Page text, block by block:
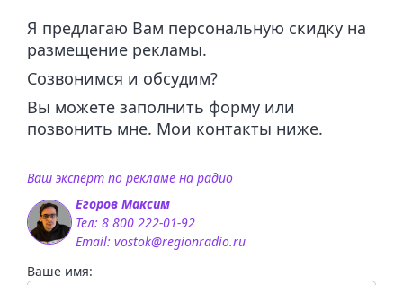
8 800 222-01-92
Мы запускаем
новую рекламу на
Я предлагаю Вам персональную скидку на
размещение рекламы.
Созвонимся и обсудим?
Вы можете заполнить форму или
позвонить мне. Мои контакты ниже.
Ваш эксперт по рекламе на радио
Егоров Максим
Тел: 8 800 222-01-92
Email: vostok@regionradio.ru
Ваше имя:
Добавление
радиостанции
размещению рекламы на
радио
Ваше имя:
Номер телефона:
Ваше имя:
Номер телефона:
Список городов:
Получить медиаплан на
размещение со скидкой в
Москве
Нижегородская область
Арзамас
Лукоянов
Лысково
Павлово
Семенов
Урень
Шахунья
Новгородская область